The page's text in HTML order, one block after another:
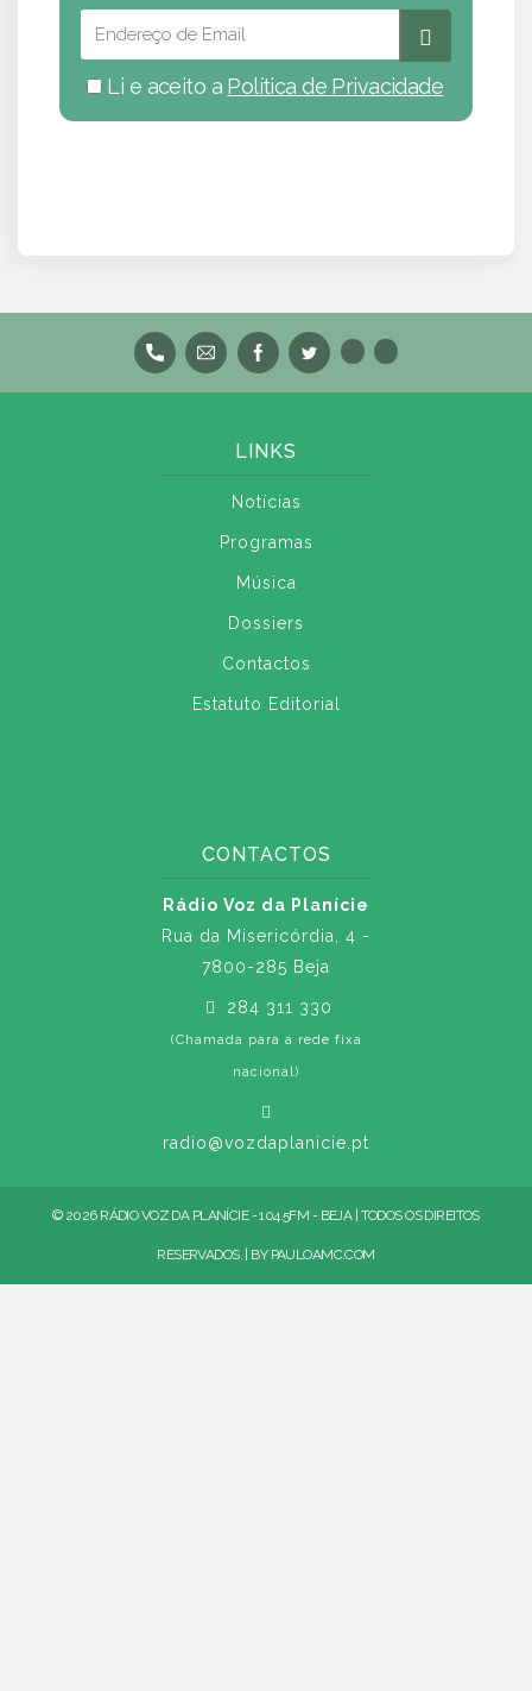
Li e aceito a Política de Privacidade
LINKS
Notícias
Programas
Música
Dossiers
Contactos
Estatuto Editorial
CONTACTOS
Rádio Voz da Planície
Rua da Misericórdia, 4 -
7800-285 Beja
284 311 330
(Chamada para a rede fixa
nacional)
radio@vozdaplanicie.pt
© 2026 RÁDIO VOZ DA PLANÍCIE - 104.5FM - BEJA | TODOS OS DIREITOS
RESERVADOS. | BY PAULOAMC.COM